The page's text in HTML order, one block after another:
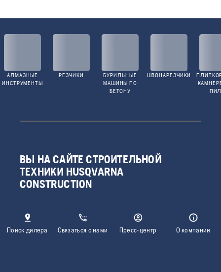
АЛМАЗНЫЕ
ИНСТРУМЕНТЫ
РЕЗЧИКИ
БУРИЛЬНЫЕ
МАШИНЫ ПО
БЕТОНУ
ШВОНАРЕЗЧИКИ
ВЫ НА САЙТЕ СТРОИТЕЛЬНОЙ
ТЕХНИКИ HUSQVARNA
CONSTRUCTION
Поиск дилера Связаться с нами Пресс-центр О компании